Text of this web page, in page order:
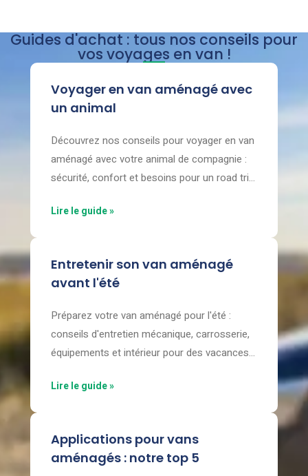
Guides d'achat : tous nos conseils pour
vos voyages en van !
Voyager en van aménagé avec
un animal
Découvrez nos conseils pour voyager en van
aménagé avec votre animal de compagnie :
sécurité, confort et besoins pour un road trip
Lire le guide »
Entretenir son van aménagé
avant l'été
Préparez votre van aménagé pour l'été :
conseils d'entretien mécanique, carrosserie,
équipements et intérieur pour des vacances
Lire le guide »
Applications pour vans
aménagés : notre top 5